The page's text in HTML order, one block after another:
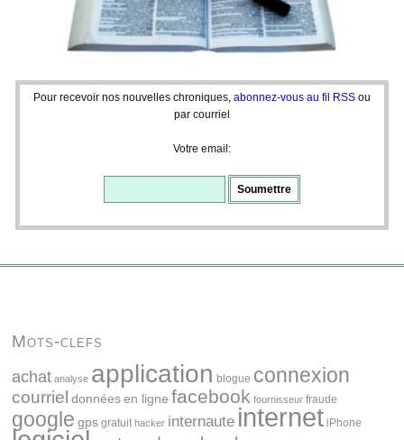
Pour recevoir nos nouvelles chroniques, abonnez-vous au fil RSS ou
par courriel
Votre email:
Mots-clefs
achat analyse application blogue connexion
courriel donnéesen ligne facebook fournisseur fraude
google gps gratuit hacker internaute internet iPhone